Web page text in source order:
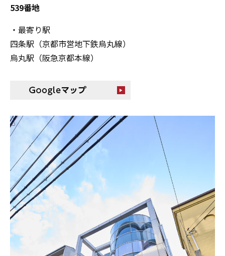
539番地
・最寄り駅
四条駅（京都市営地下鉄烏丸線）
烏丸駅（阪急京都本線）